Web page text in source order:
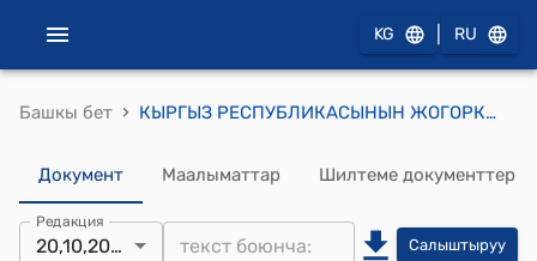
KG RU
Башкы бет › КЫРГЫЗ РЕСПУБЛИКАСЫНЫН ЖОГОРКУ КЕҢЕШИНИН 2022-жылдын 20-октябрындагы № 554-VII «Кыргыз Республикасынын Кылмыш-жаза процессуалдык кодексине өзгөртүү киргизүү жөнүндө» Кыргыз Республикасынын Мыйзамынын долбоорун биринчи окууда кабыл алуу тууралуу токтому
Документ Маалыматтар Шилтеме документтер
Редакция
20,10,2022 Салыштыруу